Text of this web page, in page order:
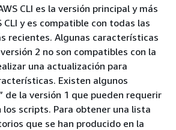
CLI es la versión principal y más
CLI y es compatible con todas las
recientes. Algunas características
2 no son compatibles con la
una actualización para
Existen algunos
de la versión 1 que pueden requerir
scripts. Para obtener una lista
que se han producido en la